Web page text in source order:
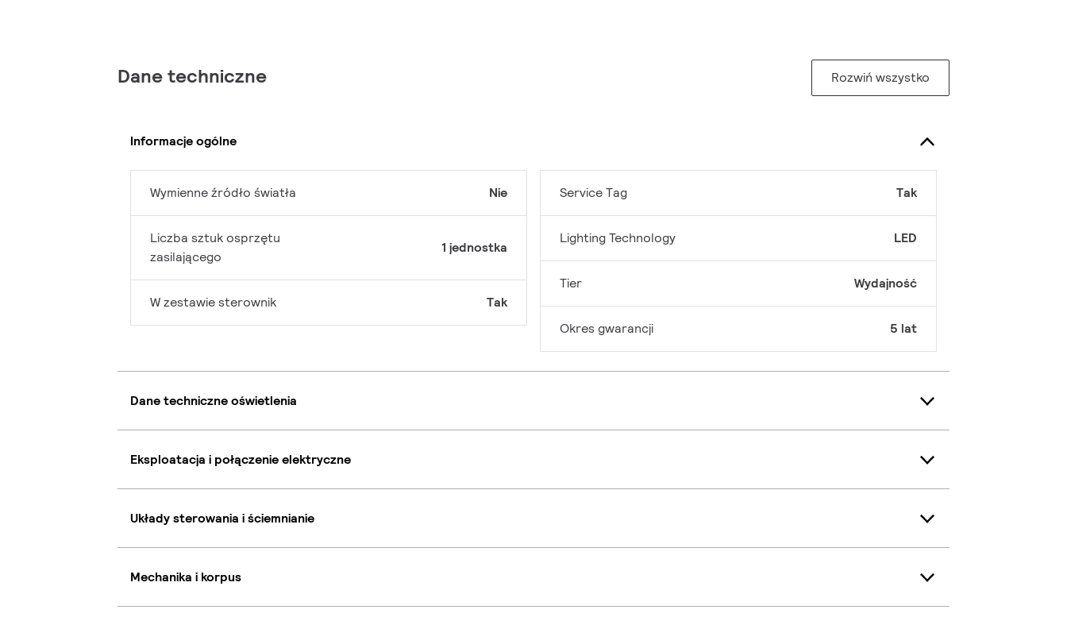
Dane techniczne Rozwiń wszystko
Informacje ogólne
Wymienne źródło światła Nie
Liczba sztuk osprzętu
zasilającego
1 jednostka
W zestawie sterownik Tak
Service Tag Tak
Lighting Technology LED
Tier Wydajność
Okres gwarancji 5 lat
Dane techniczne oświetlenia
Eksploatacja i połączenie elektryczne
Układy sterowania i ściemnianie
Mechanika i korpus